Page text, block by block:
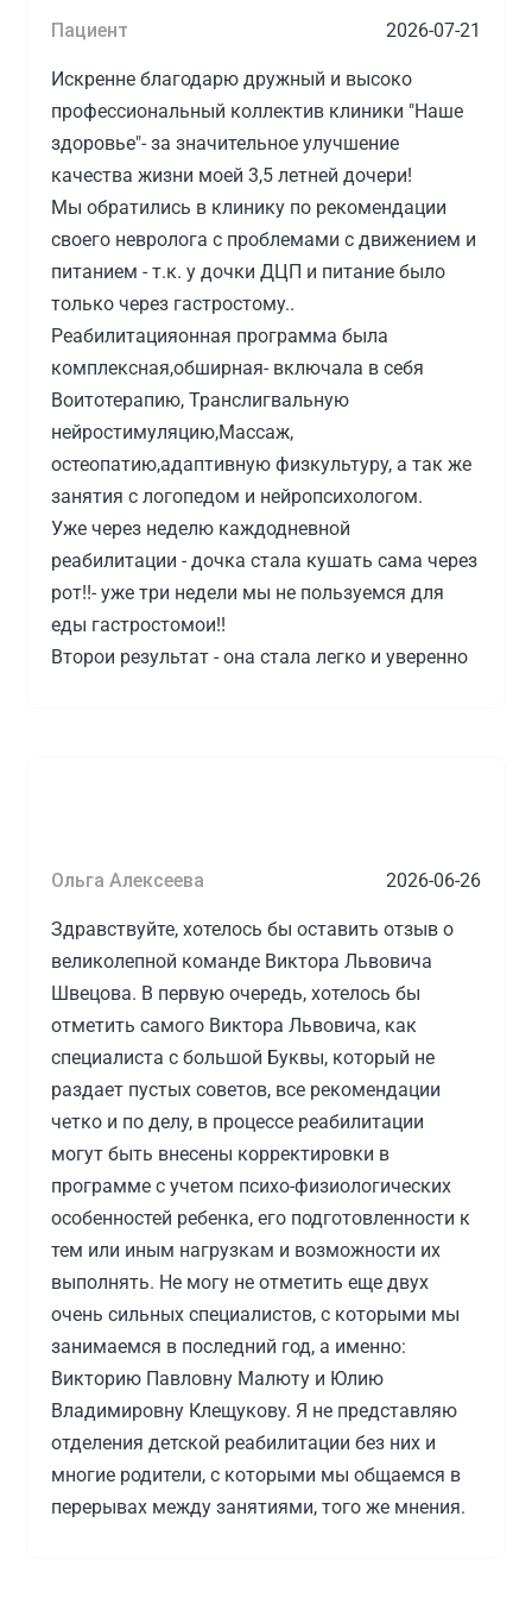
Пациент 2026-07-21
Искренне благодарю дружный и высоко
профессиональный коллектив клиники "Наше
здоровье"- за значительное улучшение
качества жизни моей 3,5 летней дочери!
Мы обратились в клинику по рекомендации
своего невролога с проблемами с движением и
питанием - т.к. у дочки ДЦП и питание было
только через гастростому..
Реабилитацияонная программа была
комплексная,обширная- включала в себя
Воитотерапию, Транслигвальную
нейростимуляцию,Массаж,
остеопатию,адаптивную физкультуру, а так же
занятия с логопедом и нейропсихологом.
Уже через неделю каждодневной
реабилитации - дочка стала кушать сама через
рот!!- уже три недели мы не пользуемся для
еды гастростомои!!
Второи результат - она стала легко и уверенно
Особая благодарность администратору
расписание удобным и отслеживать чтобы мы
прошли все занятия и процедуры!- а так же
следила чтобы мы не переплачивали!))- Вот это
и есть Настоящая Забота о клиенте!
Так же очень понравились занятия логопеда
Виктории Павловны и нейропсихолога Нины
Дмитриевны:было видно что они
профессионалы в своей области и любят детей
и свою работу!- Благодарюя их занятиям моя
Катя научилась интересоваться игрушками -
смотреть на них- и этого не было..и начала
говорить разные слоги- ба - ба, па-па-;до этого
кроме крика речи не было вообще..Это Чудо!
Очень помогли встречи с остеопатом Денисом
Александровичем- там Катя впервые встала
без опоры и сделала пару шагов!
Не могу не сказать о прекрасном человекае и
физиотерапевте- Рано Ралифовне: ей
удавалось не только сделать качественно
Ольга Алексеева 2026-06-26
Здравствуйте, хотелось бы оставить отзыв о
великолепной команде Виктора Львовича
Швецова. В первую очередь, хотелось бы
отметить самого Виктора Львовича, как
специалиста с большой Буквы, который не
раздает пустых советов, все рекомендации
четко и по делу, в процессе реабилитации
могут быть внесены корректировки в
программе с учетом психо-физиологических
особенностей ребенка, его подготовленности к
тем или иным нагрузкам и возможности их
выполнять. Не могу не отметить еще двух
очень сильных специалистов, с которыми мы
занимаемся в последний год, а именно:
Викторию Павловну Малюту и Юлию
Владимировну Клещукову. Я не представляю
отделения детской реабилитации без них и
многие родители, с которыми мы общаемся в
перерывах между занятиями, того же мнения.